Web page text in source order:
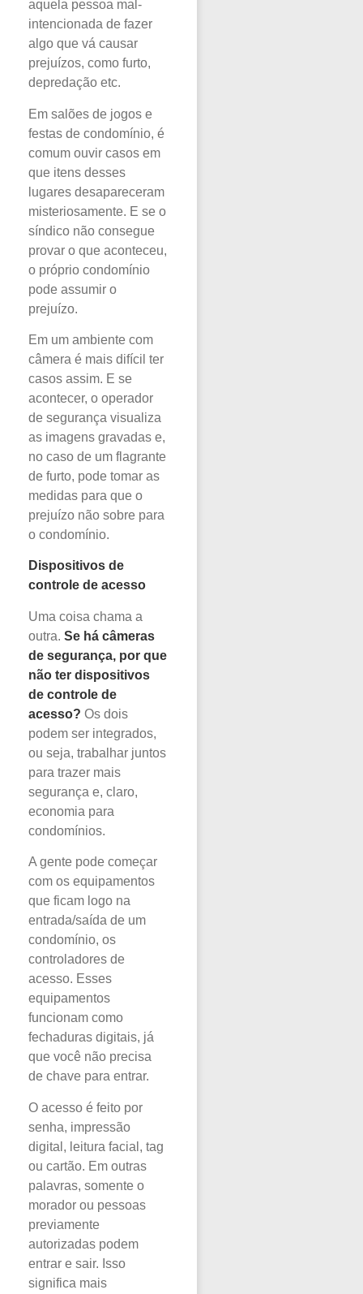
aquela pessoa mal-
intencionada de fazer
algo que vá causar
prejuízos, como furto,
depredação etc.
Em salões de jogos e
festas de condomínio, é
comum ouvir casos em
que itens desses
lugares desapareceram
misteriosamente. E se o
síndico não consegue
provar o que aconteceu,
o próprio condomínio
pode assumir o
prejuízo.
Em um ambiente com
câmera é mais difícil ter
casos assim. E se
acontecer, o operador
de segurança visualiza
as imagens gravadas e,
no caso de um flagrante
de furto, pode tomar as
medidas para que o
prejuízo não sobre para
o condomínio.
Dispositivos de
controle de acesso
Uma coisa chama a
outra. Se há câmeras
de segurança, por que
não ter dispositivos
de controle de
acesso? Os dois
podem ser integrados,
ou seja, trabalhar juntos
para trazer mais
segurança e, claro,
economia para
condomínios.
A gente pode começar
com os equipamentos
que ficam logo na
entrada/saída de um
condomínio, os
controladores de
acesso. Esses
equipamentos
funcionam como
fechaduras digitais, já
que você não precisa
de chave para entrar.
O acesso é feito por
senha, impressão
digital, leitura facial, tag
ou cartão. Em outras
palavras, somente o
morador ou pessoas
previamente
autorizadas podem
entrar e sair. Isso
significa mais